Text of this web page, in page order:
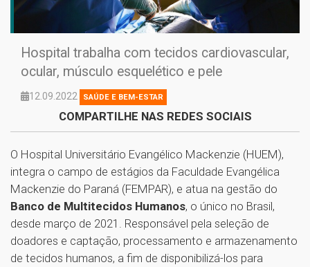
Hospital trabalha com tecidos cardiovascular,
ocular, músculo esquelético e pele
12.09.2022 SAÚDE E BEM-ESTAR
COMPARTILHE NAS REDES SOCIAIS
O Hospital Universitário Evangélico Mackenzie (HUEM),
integra o campo de estágios da Faculdade Evangélica
Mackenzie do Paraná (FEMPAR), e atua na gestão do
Banco de Multitecidos Humanos, o único no Brasil,
desde março de 2021. Responsável pela seleção de
doadores e captação, processamento e armazenamento
de tecidos humanos, a fim de disponibilizá-los para